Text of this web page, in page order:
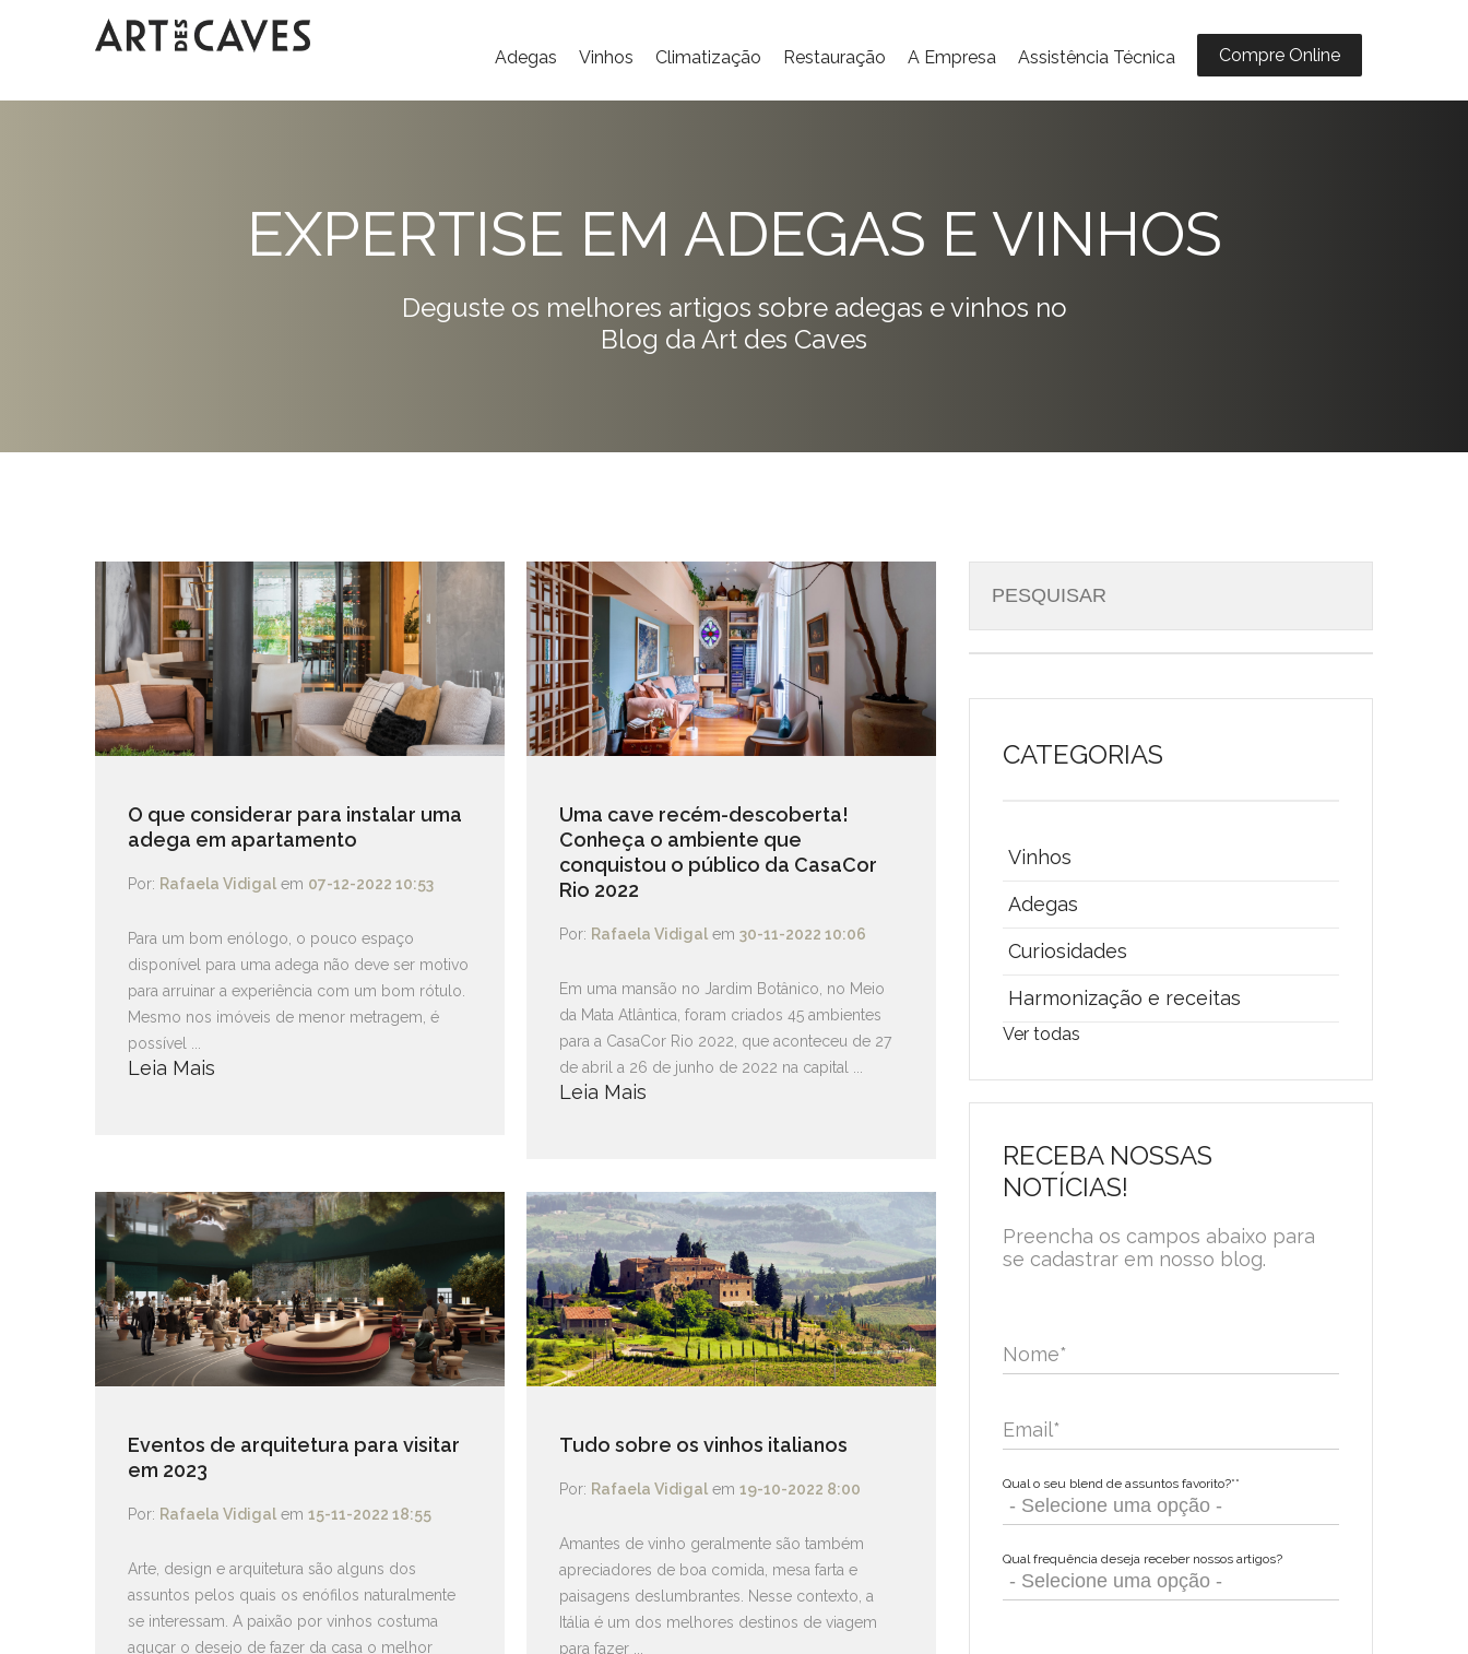
Adegas Vinhos Climatização Restauração A Empresa Assistência Técnica Compre Online
EXPERTISE EM ADEGAS E VINHOS
Deguste os melhores artigos sobre adegas e vinhos no
Blog da Art des Caves
O que considerar para instalar uma
adega em apartamento
Por: Rafaela Vidigal em 07-12-2022 10:53
Para um bom enólogo, o pouco espaço
disponível para uma adega não deve ser motivo
para arruinar a experiência com um bom rótulo.
Mesmo nos imóveis de menor metragem, é
possível ...
Leia Mais
Uma cave recém-descoberta!
Conheça o ambiente que
conquistou o público da CasaCor
Rio 2022
Por: Rafaela Vidigalem 30-11-2022 10:06
Em uma mansão no Jardim Botânico, no Meio
da Mata Atlântica, foram criados 45 ambientes
para a CasaCor Rio 2022, que aconteceu de 27
de abril a 26 de junho de 2022 na capital ...
Leia Mais
Eventos de arquitetura para visitar
em 2023
Por: Rafaela Vidigal em 15-11-2022 18:55
Arte, design e arquitetura são alguns dos
assuntos pelos quais os enófilos naturalmente
se interessam. A paixão por vinhos costuma
aguçar o desejo de fazer da casa o melhor
Tudo sobre os vinhos italianos
Por: Rafaela Vidigalem 19-10-2022 8:00
Amantes de vinho geralmente são também
apreciadores de boa comida, mesa farta e
paisagens deslumbrantes. Nesse contexto, a
Itália é um dos melhores destinos de viagem
para fazer ...
CATEGORIAS
Vinhos
Adegas
Curiosidades
Harmonização e receitas
Ver todas
RECEBA NOSSAS
NOTÍCIAS!
Preencha os campos abaixo para
se cadastrar em nosso blog.
Nome*
Email*
Qual o seu blend de assuntos favorito?**
Qual frequência deseja receber nossos artigos?